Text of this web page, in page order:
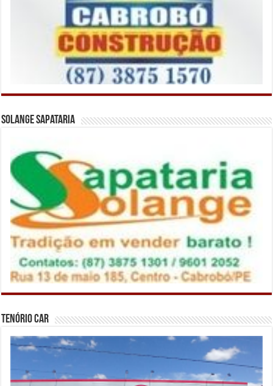
Solange Sapataria
Tenório Car